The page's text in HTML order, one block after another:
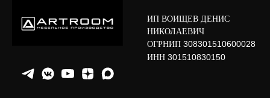
ИП ВОИЩЕВ ДЕНИС
НИКОЛАЕВИЧ
ОГРНИП 308301510600028
ИНН 301510830150